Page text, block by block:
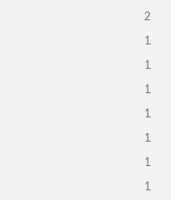
2
1
1
1
1
1
1
1